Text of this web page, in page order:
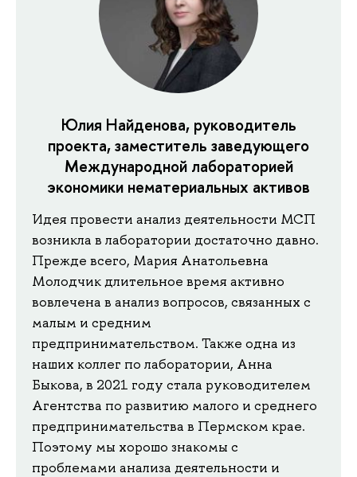
Юлия Найденова, руководитель
проекта, заместитель заведующего
Международной лабораторией
экономики нематериальных активов
Идея провести анализ деятельности МСП
возникла в лаборатории достаточно давно.
Прежде всего, Мария Анатольевна
Молодчик длительное время активно
вовлечена в анализ вопросов, связанных с
малым и средним
предпринимательством. Также одна из
наших коллег по лаборатории, Анна
Быкова, в 2021 году стала руководителем
Агентства по развитию малого и среднего
предпринимательства в Пермском крае.
Поэтому мы хорошо знакомы с
проблемами анализа деятельности и